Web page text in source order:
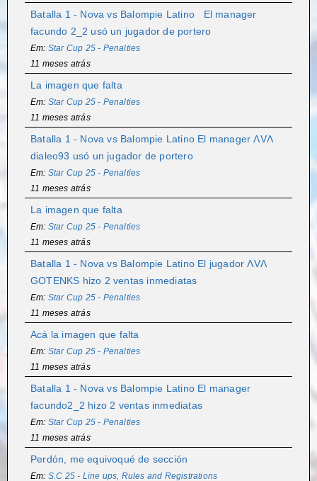
Batalla 1 - Nova vs Balompie Latino El manager
facundo 2_2 usó un jugador de portero
Em: Star Cup 25 - Penalties
11 meses atrás
La imagen que falta
Em: Star Cup 25 - Penalties
11 meses atrás
Batalla 1 - Nova vs Balompie Latino El manager ɅVɅ
dialeo93 usó un jugador de portero
Em: Star Cup 25 - Penalties
11 meses atrás
La imagen que falta
Em: Star Cup 25 - Penalties
11 meses atrás
Batalla 1 - Nova vs Balompie Latino El jugador ɅVɅ
GOTENKS hizo 2 ventas inmediatas
Em: Star Cup 25 - Penalties
11 meses atrás
Acá la imagen que falta
Em: Star Cup 25 - Penalties
11 meses atrás
Batalla 1 - Nova vs Balompie Latino El manager
facundo2_2 hizo 2 ventas inmediatas
Em: Star Cup 25 - Penalties
11 meses atrás
Perdón, me equivoqué de sección
Em: S.C 25 - Line ups, Rules and Registrations